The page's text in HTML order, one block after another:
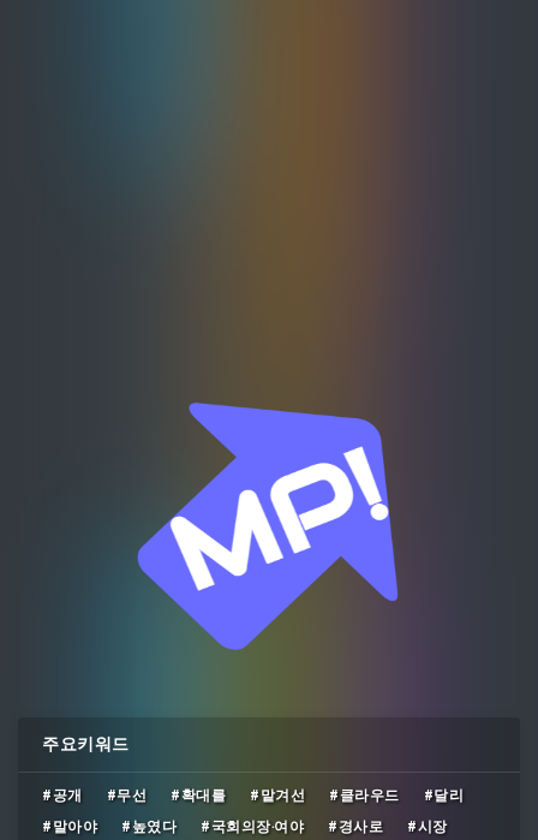
주요키워드
#공개 #무선 #확대를 #맡겨선 #클라우드
#달리
#말아야
#높였다 #국회의장‧여야 #경사로
#시장